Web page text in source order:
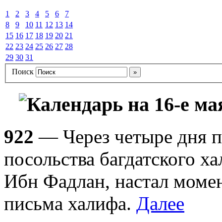
1 2 3 4 5 6
7
8
9 10 11 12 13 14
15 16 17 18 19 20 21
22 23 24 25 26 27 28
29 30 31
Поиск
Календарь на 16-е
922 — Через четыре дня
посольства багдатского
Ибн Фадлан, настал
письма халифа. Далее